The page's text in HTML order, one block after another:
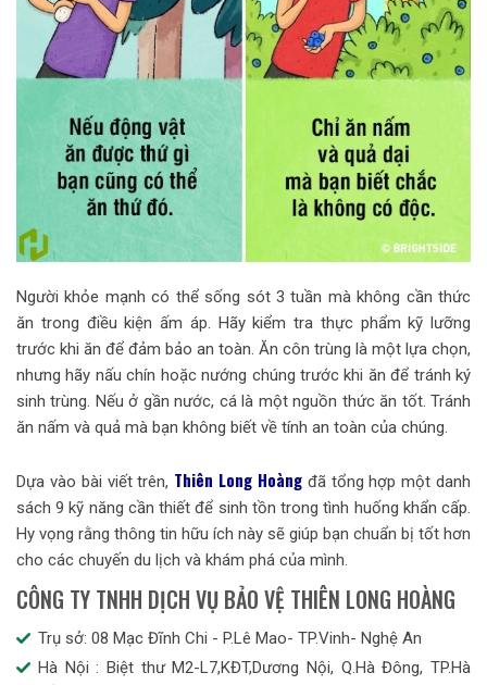
Người khỏe mạnh có thể sống sót 3 tuần mà không cần thức
ăn trong điều kiện ấm áp. Hãy kiểm tra thực phẩm kỹ lưỡng
trước khi ăn để đảm bảo an toàn. Ăn côn trùng là một lựa chọn,
nhưng hãy nấu chín hoặc nướng chúng trước khi ăn để tránh ký
sinh trùng. Nếu ở gần nước, cá là một nguồn thức ăn tốt. Tránh
ăn nấm và quả mà bạn không biết về tính an toàn của chúng.
Dựa vào bài viết trên, Thiên Long Hoàngđã tổng hợp một danh
sách 9 kỹ năng cần thiết để sinh tồn trong tình huống khẩn cấp.
Hy vọng rằng thông tin hữu ích này sẽ giúp bạn chuẩn bị tốt hơn
cho các chuyến du lịch và khám phá của mình.
CÔNG TY TNHH DỊCH VỤ BẢO VỆ THIÊN LONG HOÀNG
Trụ sở: 08 Mạc Đĩnh Chi - P.Lê Mao- TP.Vinh- Nghệ An
Hà Nội : Biệt thư M2-L7,KĐT,Dương Nội, Q.Hà Đông, TP.Hà